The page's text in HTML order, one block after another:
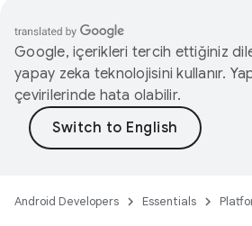
Google, içerikleri tercih ettiğiniz
yapay zeka teknolojisini kullanır.
çevirilerinde hata olabilir.
Android Developers Essentials